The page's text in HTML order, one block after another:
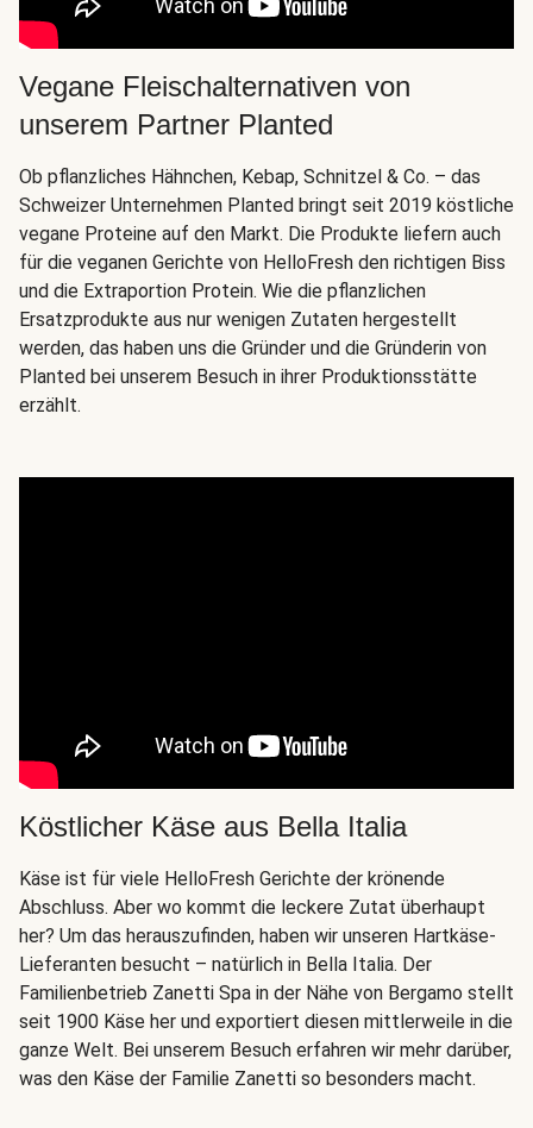
Vegane Fleischalternativen von
unserem Partner Planted
Ob pflanzliches Hähnchen, Kebap, Schnitzel & Co. – das
Schweizer Unternehmen Planted bringt seit 2019 köstliche
vegane Proteine auf den Markt. Die Produkte liefern auch
für die veganen Gerichte von HelloFresh den richtigen Biss
und die Extraportion Protein. Wie die pflanzlichen
Ersatzprodukte aus nur wenigen Zutaten hergestellt
werden, das haben uns die Gründer und die Gründerin von
Planted bei unserem Besuch in ihrer Produktionsstätte
erzählt.
Köstlicher Käse aus Bella Italia
Käse ist für viele HelloFresh Gerichte der krönende
Abschluss. Aber wo kommt die leckere Zutat überhaupt
her? Um das herauszufinden, haben wir unseren Hartkäse-
Lieferanten besucht – natürlich in Bella Italia. Der
Familienbetrieb Zanetti Spa in der Nähe von Bergamo stellt
seit 1900 Käse her und exportiert diesen mittlerweile in die
ganze Welt. Bei unserem Besuch erfahren wir mehr darüber,
was den Käse der Familie Zanetti so besonders macht.